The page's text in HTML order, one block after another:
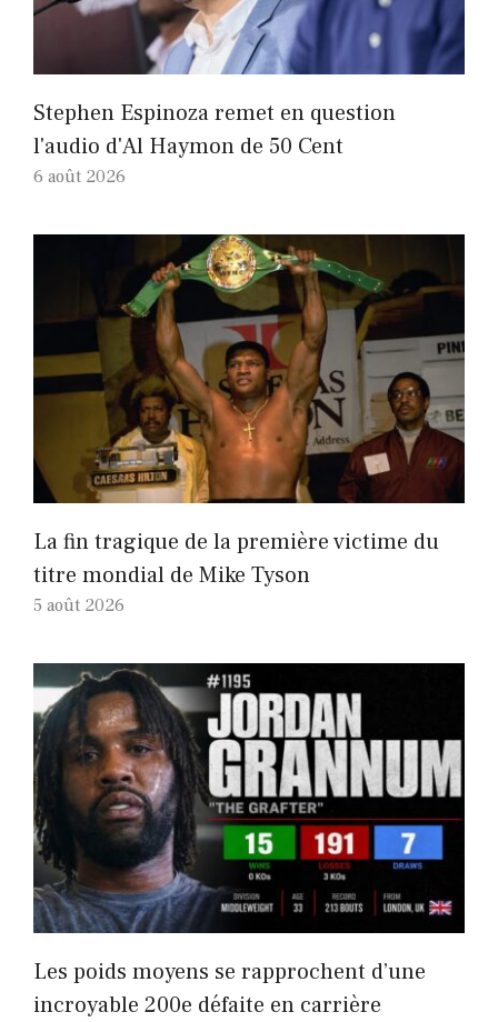
Stephen Espinoza remet en question
l'audio d'Al Haymon de 50 Cent
6 août 2026
La fin tragique de la première victime du
titre mondial de Mike Tyson
5 août 2026
Les poids moyens se rapprochent d’une
incroyable 200e défaite en carrière